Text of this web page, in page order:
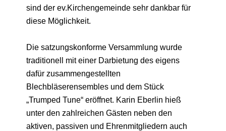
sind der ev.Kirchengemeinde sehr dankbar für
diese Möglichkeit.
Die satzungskonforme Versammlung wurde
traditionell mit einer Darbietung des eigens
dafür zusammengestellten
Blechbläserensembles und dem Stück
„Trumped Tune“ eröffnet. Karin Eberlin hieß
unter den zahlreichen Gästen neben den
aktiven, passiven und Ehrenmitgliedern auch